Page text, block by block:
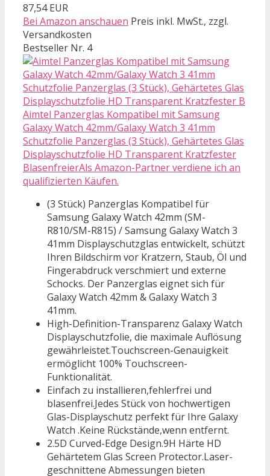
87,54 EUR
Bei Amazon anschauen Preis inkl. MwSt., zzgl.
Versandkosten
Bestseller Nr. 4
Aimtel Panzerglas Kompatibel mit Samsung
Galaxy Watch 42mm/Galaxy Watch 3 41mm
Schutzfolie Panzerglas (3 Stück), Gehärtetes Glas
Displayschutzfolie HD Transparent Kratzfester
BlasenfreierAls Amazon-Partner verdiene ich an
qualifizierten Käufen.
(3 Stück) Panzerglas Kompatibel für
Samsung Galaxy Watch 42mm (SM-
R810/SM-R815) / Samsung Galaxy Watch 3
41mm Displayschutzglas entwickelt, schützt
Ihren Bildschirm vor Kratzern, Staub, Öl und
Fingerabdruck verschmiert und externe
Schocks. Der Panzerglas eignet sich für
Galaxy Watch 42mm & Galaxy Watch 3
41mm.
High-Definition-Transparenz Galaxy Watch
Displayschutzfolie, die maximale Auflösung
gewährleistet.Touchscreen-Genauigkeit
ermöglicht 100% Touchscreen-
Funktionalität.
Einfach zu installieren,fehlerfrei und
blasenfrei.Jedes Stück von hochwertigen
Glas-Displayschutz perfekt für Ihre Galaxy
Watch .Keine Rückstände,wenn entfernt.
2.5D Curved-Edge Design.9H Härte HD
Gehärtetem Glas Screen Protector.Laser-
geschnittene Abmessungen bieten